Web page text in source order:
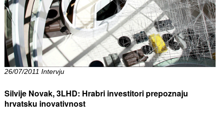
26/07/2011 Intervju
Silvije Novak, 3LHD: Hrabri investitori prepoznaju
hrvatsku inovativnost